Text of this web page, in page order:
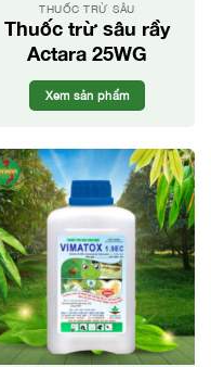
THUỐC TRỪ SÂU
Thuốc trừ sâu rầy
Actara 25WG
Xem sản phẩm